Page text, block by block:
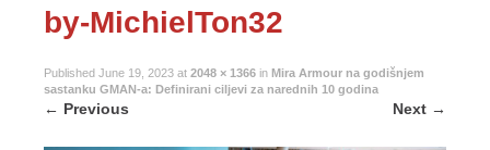
by-MichielTon32
Published June 19, 2023 at 2048 × 1366 in Mira Armour na godišnjem
sastanku GMAN-a: Definirani ciljevi za narednih 10 godina
← Previous Next →